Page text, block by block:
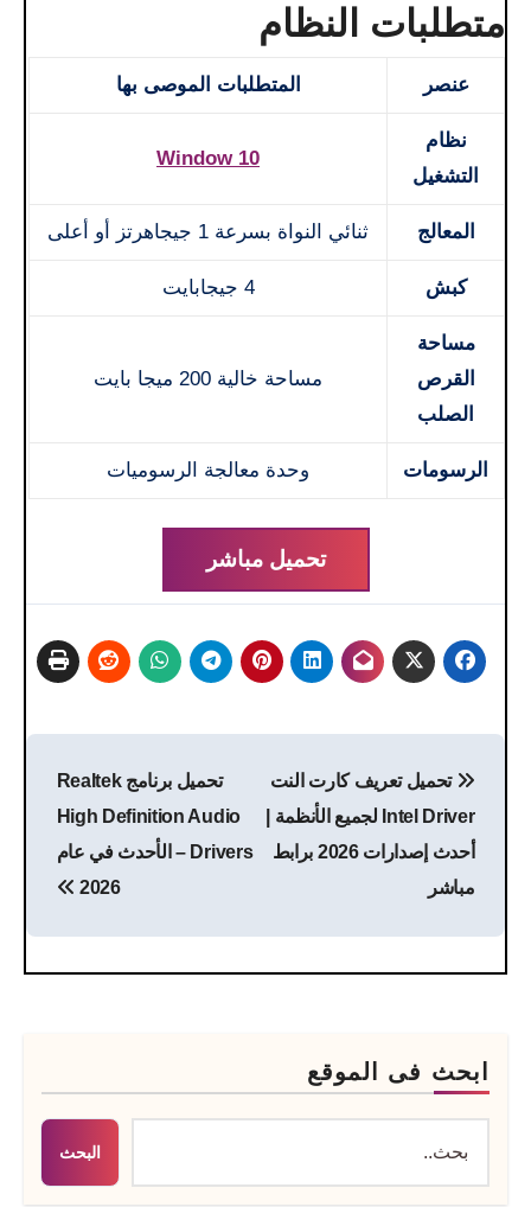
متطلبات النظام
عنصر المتطلبات الموصى بها
نظام
التشغيل
Window 10
المعالج ثنائي النواة بسرعة 1 جيجاهرتز أو أعلى
كبش 4 جيجابايت
مساحة
القرص
الصلب
مساحة خالية 200 ميجا بايت
الرسومات وحدة معالجة الرسوميات
تحميل مباشر
المقالات
تحميل تعريف كارت النت
Intel Driver لجميع الأنظمة |
أحدث إصدارات 2026 برابط
مباشر
تحميل برنامج Realtek
High Definition Audio
Drivers – الأحدث في عام
2026
ابحث فى الموقع
البحث